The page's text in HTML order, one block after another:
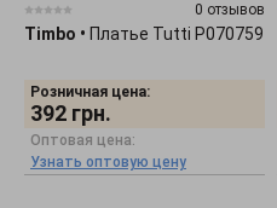
0 отзывов
Timbo • Платье Tutti P070759
Розничная цена:
392 грн.
Оптовая цена:
Узнать оптовую цену